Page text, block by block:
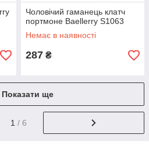
Чоловічий гаманець клатч
портмоне Baellerry S1063
Немає в наявності
287 ₴
Показати ще
1 / 6